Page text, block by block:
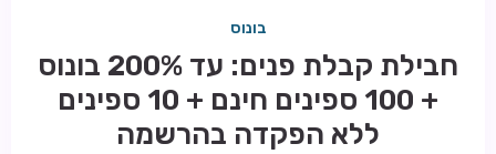
בונוס
חבילת קבלת פנים: עד 200% בונוס
+ 100 ספינים חינם + 10 ספינים
ללא הפקדה בהרשמה